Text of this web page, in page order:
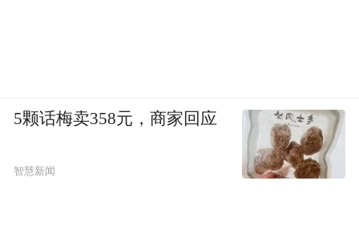
5颗话梅卖358元，商家回应
智慧新闻